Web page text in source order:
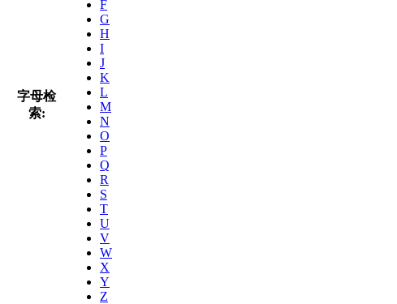
字母检
索:
F
G
H
I
J
K
L
M
N
O
P
Q
R
S
T
U
V
W
X
Y
Z